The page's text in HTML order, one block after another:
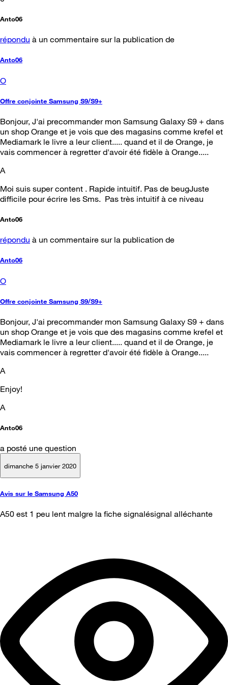
Anto06
répondu à un commentaire sur la publication de
Anto06
O
Offre conjointe Samsung S9/S9+
Bonjour, J'ai precommander mon Samsung Galaxy S9 + dans
un shop Orange et je vois que des magasins comme krefel et
Mediamark le livre a leur client..... quand et il de Orange, je
vais commencer à regretter d'avoir été fidèle à Orange.....
A
Moi suis super content . Rapide intuitif. Pas de beugJuste
difficile pour écrire les Sms. Pas très intuitif à ce niveau
Anto06
répondu à un commentaire sur la publication de
Anto06
O
Offre conjointe Samsung S9/S9+
Bonjour, J'ai precommander mon Samsung Galaxy S9 + dans
un shop Orange et je vois que des magasins comme krefel et
Mediamark le livre a leur client..... quand et il de Orange, je
vais commencer à regretter d'avoir été fidèle à Orange.....
A
Enjoy!
A
Anto06
a posté une question
dimanche 5 janvier 2020
Avis sur le Samsung A50
A50 est 1 peu lent malgre la fiche signalésignal alléchante